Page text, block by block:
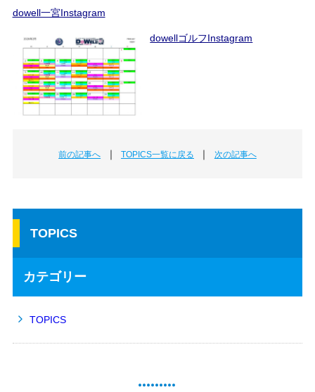
dowell一宮Instagram
dowellゴルフInstagram
前の記事へ ｜ TOPICS一覧に戻る ｜ 次の記事へ
TOPICS
カテゴリー
TOPICS